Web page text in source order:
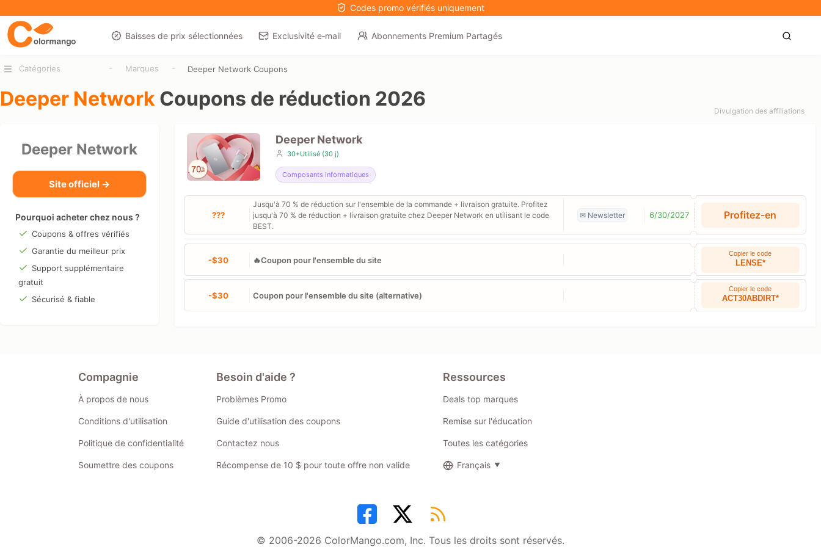
Codes promo vérifiés uniquement
Baisses de prix sélectionnées Exclusivité e‑mail Abonnements Premium Partagés
Catégories - Marques - Deeper Network Coupons
Deeper Network Coupons de réduction 2026
Divulgation des affiliations
Deeper Network
Site officiel →
Pourquoi acheter chez nous ?
Coupons & offres vérifiés
Garantie du meilleur prix
Support supplémentaire
gratuit
Sécurisé & fiable
Deeper Network
30+Utilisé (30 j)
Composants informatiques
???
Jusqu'à 70 % de réduction sur l'ensemble de la commande + livraison gratuite. Profitez
jusqu'à 70 % de réduction + livraison gratuite chez Deeper Network en utilisant le code
BEST.
✉ Newsletter 6/30/2027 Profitez-en
-$30 🔥Coupon pour l'ensemble du site
Copier le code
LENSE*
-$30 Coupon pour l'ensemble du site (alternative)
Copier le code
ACT30ABDIRT*
Compagnie
À propos de nous
Conditions d'utilisation
Politique de confidentialité
Soumettre des coupons
Besoin d'aide ?
Problèmes Promo
Guide d'utilisation des coupons
Contactez nous
Récompense de 10 $ pour toute offre non valide
Ressources
Deals top marques
Remise sur l'éducation
Toutes les catégories
Français
© 2006-2026 ColorMango.com, Inc. Tous les droits sont réservés.